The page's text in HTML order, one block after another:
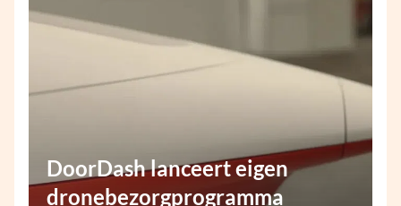
DoorDash lanceert eigen
dronebezorgprogramma